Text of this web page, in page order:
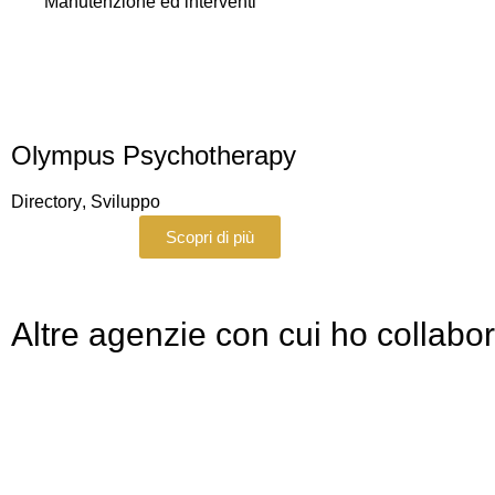
Olympus Psychotherapy
Directory, Sviluppo
Scopri di più
Altre agenzie con cui ho